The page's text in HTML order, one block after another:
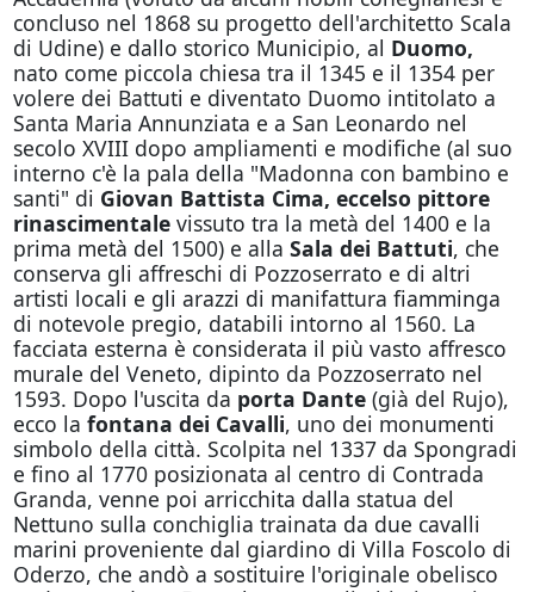
concluso nel 1868 su progetto dell'architetto Scala
di Udine) e dallo storico Municipio, al Duomo,
nato come piccola chiesa tra il 1345 e il 1354 per
volere dei Battuti e diventato Duomo intitolato a
Santa Maria Annunziata e a San Leonardo nel
secolo XVIII dopo ampliamenti e modifiche (al suo
interno c'è la pala della "Madonna con bambino e
santi" di Giovan Battista Cima, eccelso pittore
rinascimentalevissuto tra la metà del 1400 e la
prima metà del 1500) e alla Sala dei Battuti, che
conserva gli affreschi di Pozzoserrato e di altri
artisti locali e gli arazzi di manifattura fiamminga
di notevole pregio, databili intorno al 1560. La
facciata esterna è considerata il più vasto affresco
murale del Veneto, dipinto da Pozzoserrato nel
1593. Dopo l'uscita da porta Dante(già del Rujo),
ecco la fontana dei Cavalli, uno dei monumenti
simbolo della città. Scolpita nel 1337 da Spongradi
e fino al 1770 posizionata al centro di Contrada
Granda, venne poi arricchita dalla statua del
Nettuno sulla conchiglia trainata da due cavalli
marini proveniente dal giardino di Villa Foscolo di
Oderzo, che andò a sostituire l'originale obelisco